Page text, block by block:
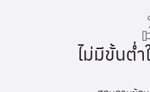
ไม่มีขั้นต่